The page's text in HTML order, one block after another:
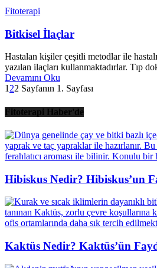
Fitoterapi
Bitkisel İlaçlar
Hastalan kişiler çeşitli metodlar ile
yazılan ilaçları kullanmaktadırlar. Tıp
Devamını Oku
1 22 Sayfanın 1. Sayfası
Fitoterapi Haber'de
Hibiskus Nedir? Hibiskus’un
Kaktüs Nedir? Kaktüs’ün